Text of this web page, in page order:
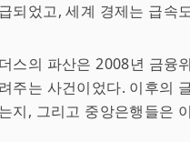
되었고, 세계 경제는 급속
스의 파산은 2008년 금융
주는 사건이었다. 이후의
지, 그리고 중앙은행들은